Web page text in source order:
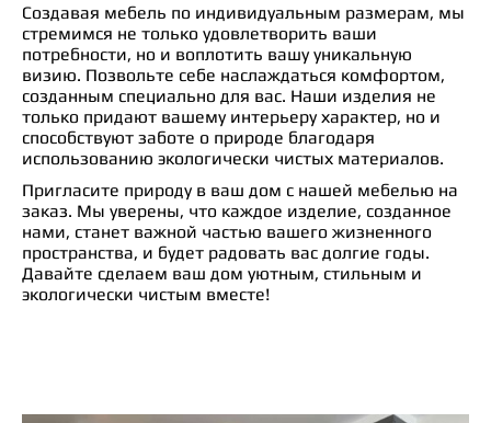
Создавая мебель по индивидуальным размерам, мы
стремимся не только удовлетворить ваши
потребности, но и воплотить вашу уникальную
визию. Позвольте себе наслаждаться комфортом,
созданным специально для вас. Наши изделия не
только придают вашему интерьеру характер, но и
способствуют заботе о природе благодаря
использованию экологически чистых материалов.
Пригласите природу в ваш дом с нашей мебелью на
заказ. Мы уверены, что каждое изделие, созданное
нами, станет важной частью вашего жизненного
пространства, и будет радовать вас долгие годы.
Давайте сделаем ваш дом уютным, стильным и
экологически чистым вместе!